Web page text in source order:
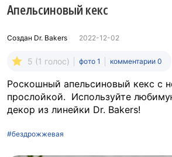
Апельсиновый кекс
Создан Dr. Bakers 2022-12-02
5 (1 голос) фото 1 комментарии 0
Роскошный апельсиновый кекс с
прослойкой. Используйте
декор из линейки Dr. Bakers!
#бездрожжевая